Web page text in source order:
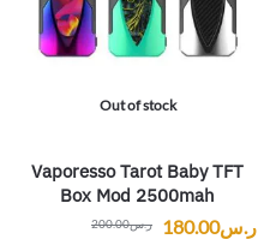
Out of stock
Vaporesso Tarot Baby TFT
Box Mod 2500mah
ر.س200.00 ر.س180.00